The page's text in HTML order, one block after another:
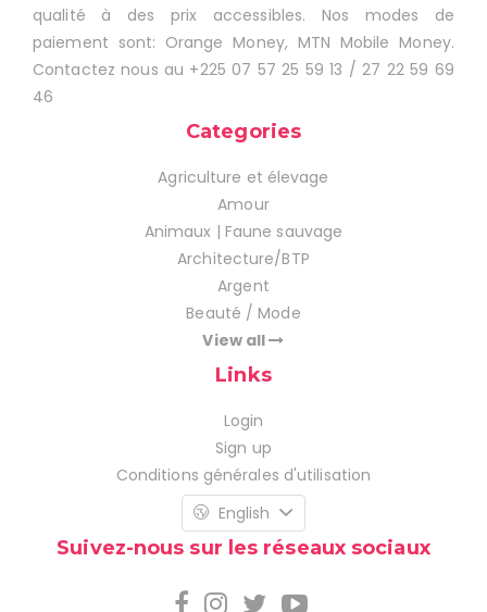
qualité à des prix accessibles. Nos modes de
paiement sont: Orange Money, MTN Mobile Money.
Contactez nous au +225 07 57 25 59 13 / 27 22 59 69
46
Categories
Agriculture et élevage
Amour
Animaux | Faune sauvage
Architecture/BTP
Argent
Beauté / Mode
View all
Links
Login
Sign up
Conditions générales d'utilisation
English
Suivez-nous sur les réseaux sociaux